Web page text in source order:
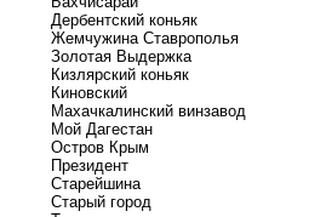
Дербентский коньяк
Жемчужина Ставрополья
Золотая Выдержка
Кизлярский коньяк
Киновский
Махачкалинский винзавод
Мой Дагестан
Остров Крым
Президент
Старейшина
Старый город